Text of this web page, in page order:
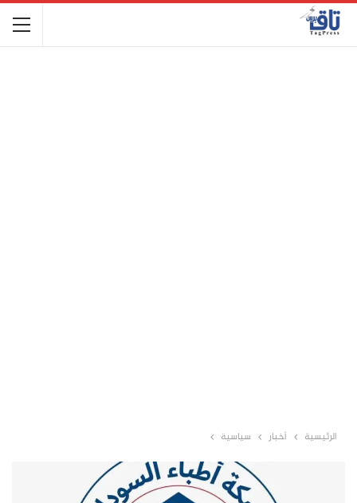
الرئيسية أخبار سياسية